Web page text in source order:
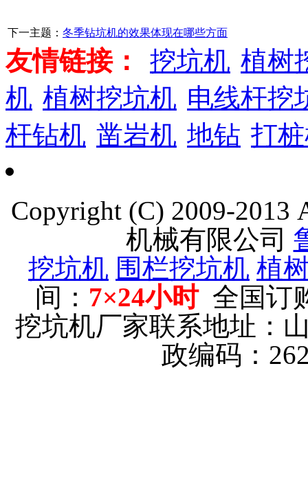
下一主题： 冬季钻坑机的效果体现在哪些方面
友情链接： 挖坑机 植树
机 植树挖坑机 电线杆挖
杆钻机 凿岩机 地钻 打
Copyright (C) 2009-2013
机械有限公司
挖坑机 围栏挖坑机 植
间： 7×24小时全国订
挖坑机厂家联系地址：
政编码：